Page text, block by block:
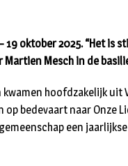
– 19 oktober 2025. “Het
Mesch in de
hoofdzakelijk
op bedevaart naar Onze
een